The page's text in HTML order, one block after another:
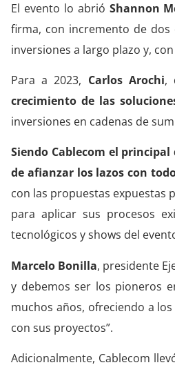
El evento lo abrió Shannon
firma, con incremento de dos
inversiones a largo plazo y,
Para a 2023, Carlos Arochi,
crecimiento de las
inversiones en cadenas de
Siendo Cablecom el
de afianzar los lazos con
con las propuestas expuestas
para aplicar sus procesos
tecnológicos y shows del
Marcelo Bonilla, presidente
y debemos ser los pioneros
muchos años, ofreciendo a
con sus proyectos”.
Adicionalmente, Cablecom